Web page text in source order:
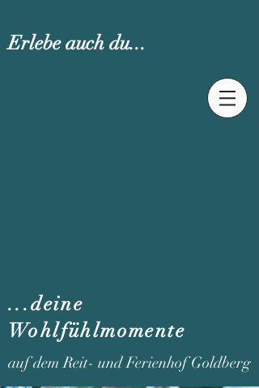
Erlebe auch du...
...deine
Wohlfühlmomente
auf dem Reit- und Ferienhof Goldberg